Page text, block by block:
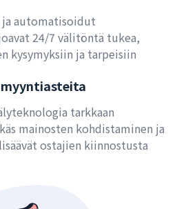
automatisoidut
24/7 välitöntä tukea,
kysymyksiin ja tarpeisiin
tarkkaan
mainosten kohdistaminen ja
ostajien kiinnostusta